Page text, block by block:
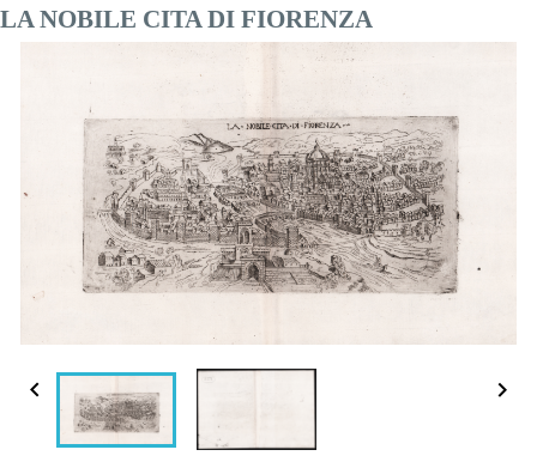
LA NOBILE CITA DI FIORENZA
 